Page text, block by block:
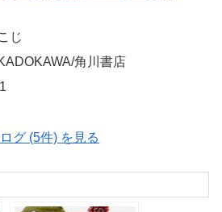
じ
角川書店
グ (5件) を見る